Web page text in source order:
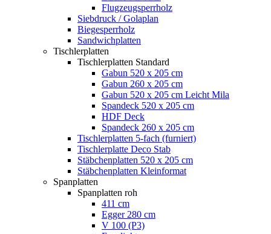
Flugzeugsperrholz
Siebdruck / Golaplan
Biegesperrholz
Sandwichplatten
Tischlerplatten
Tischlerplatten Standard
Gabun 520 x 205 cm
Gabun 260 x 205 cm
Gabun 520 x 205 cm Leicht Mila
Spandeck 520 x 205 cm
HDF Deck
Spandeck 260 x 205 cm
Tischlerplatten 5-fach (furniert)
Tischlerplatte Deco Stab
Stäbchenplatten 520 x 205 cm
Stäbchenplatten Kleinformat
Spanplatten
Spanplatten roh
411 cm
Egger 280 cm
V 100 (P3)